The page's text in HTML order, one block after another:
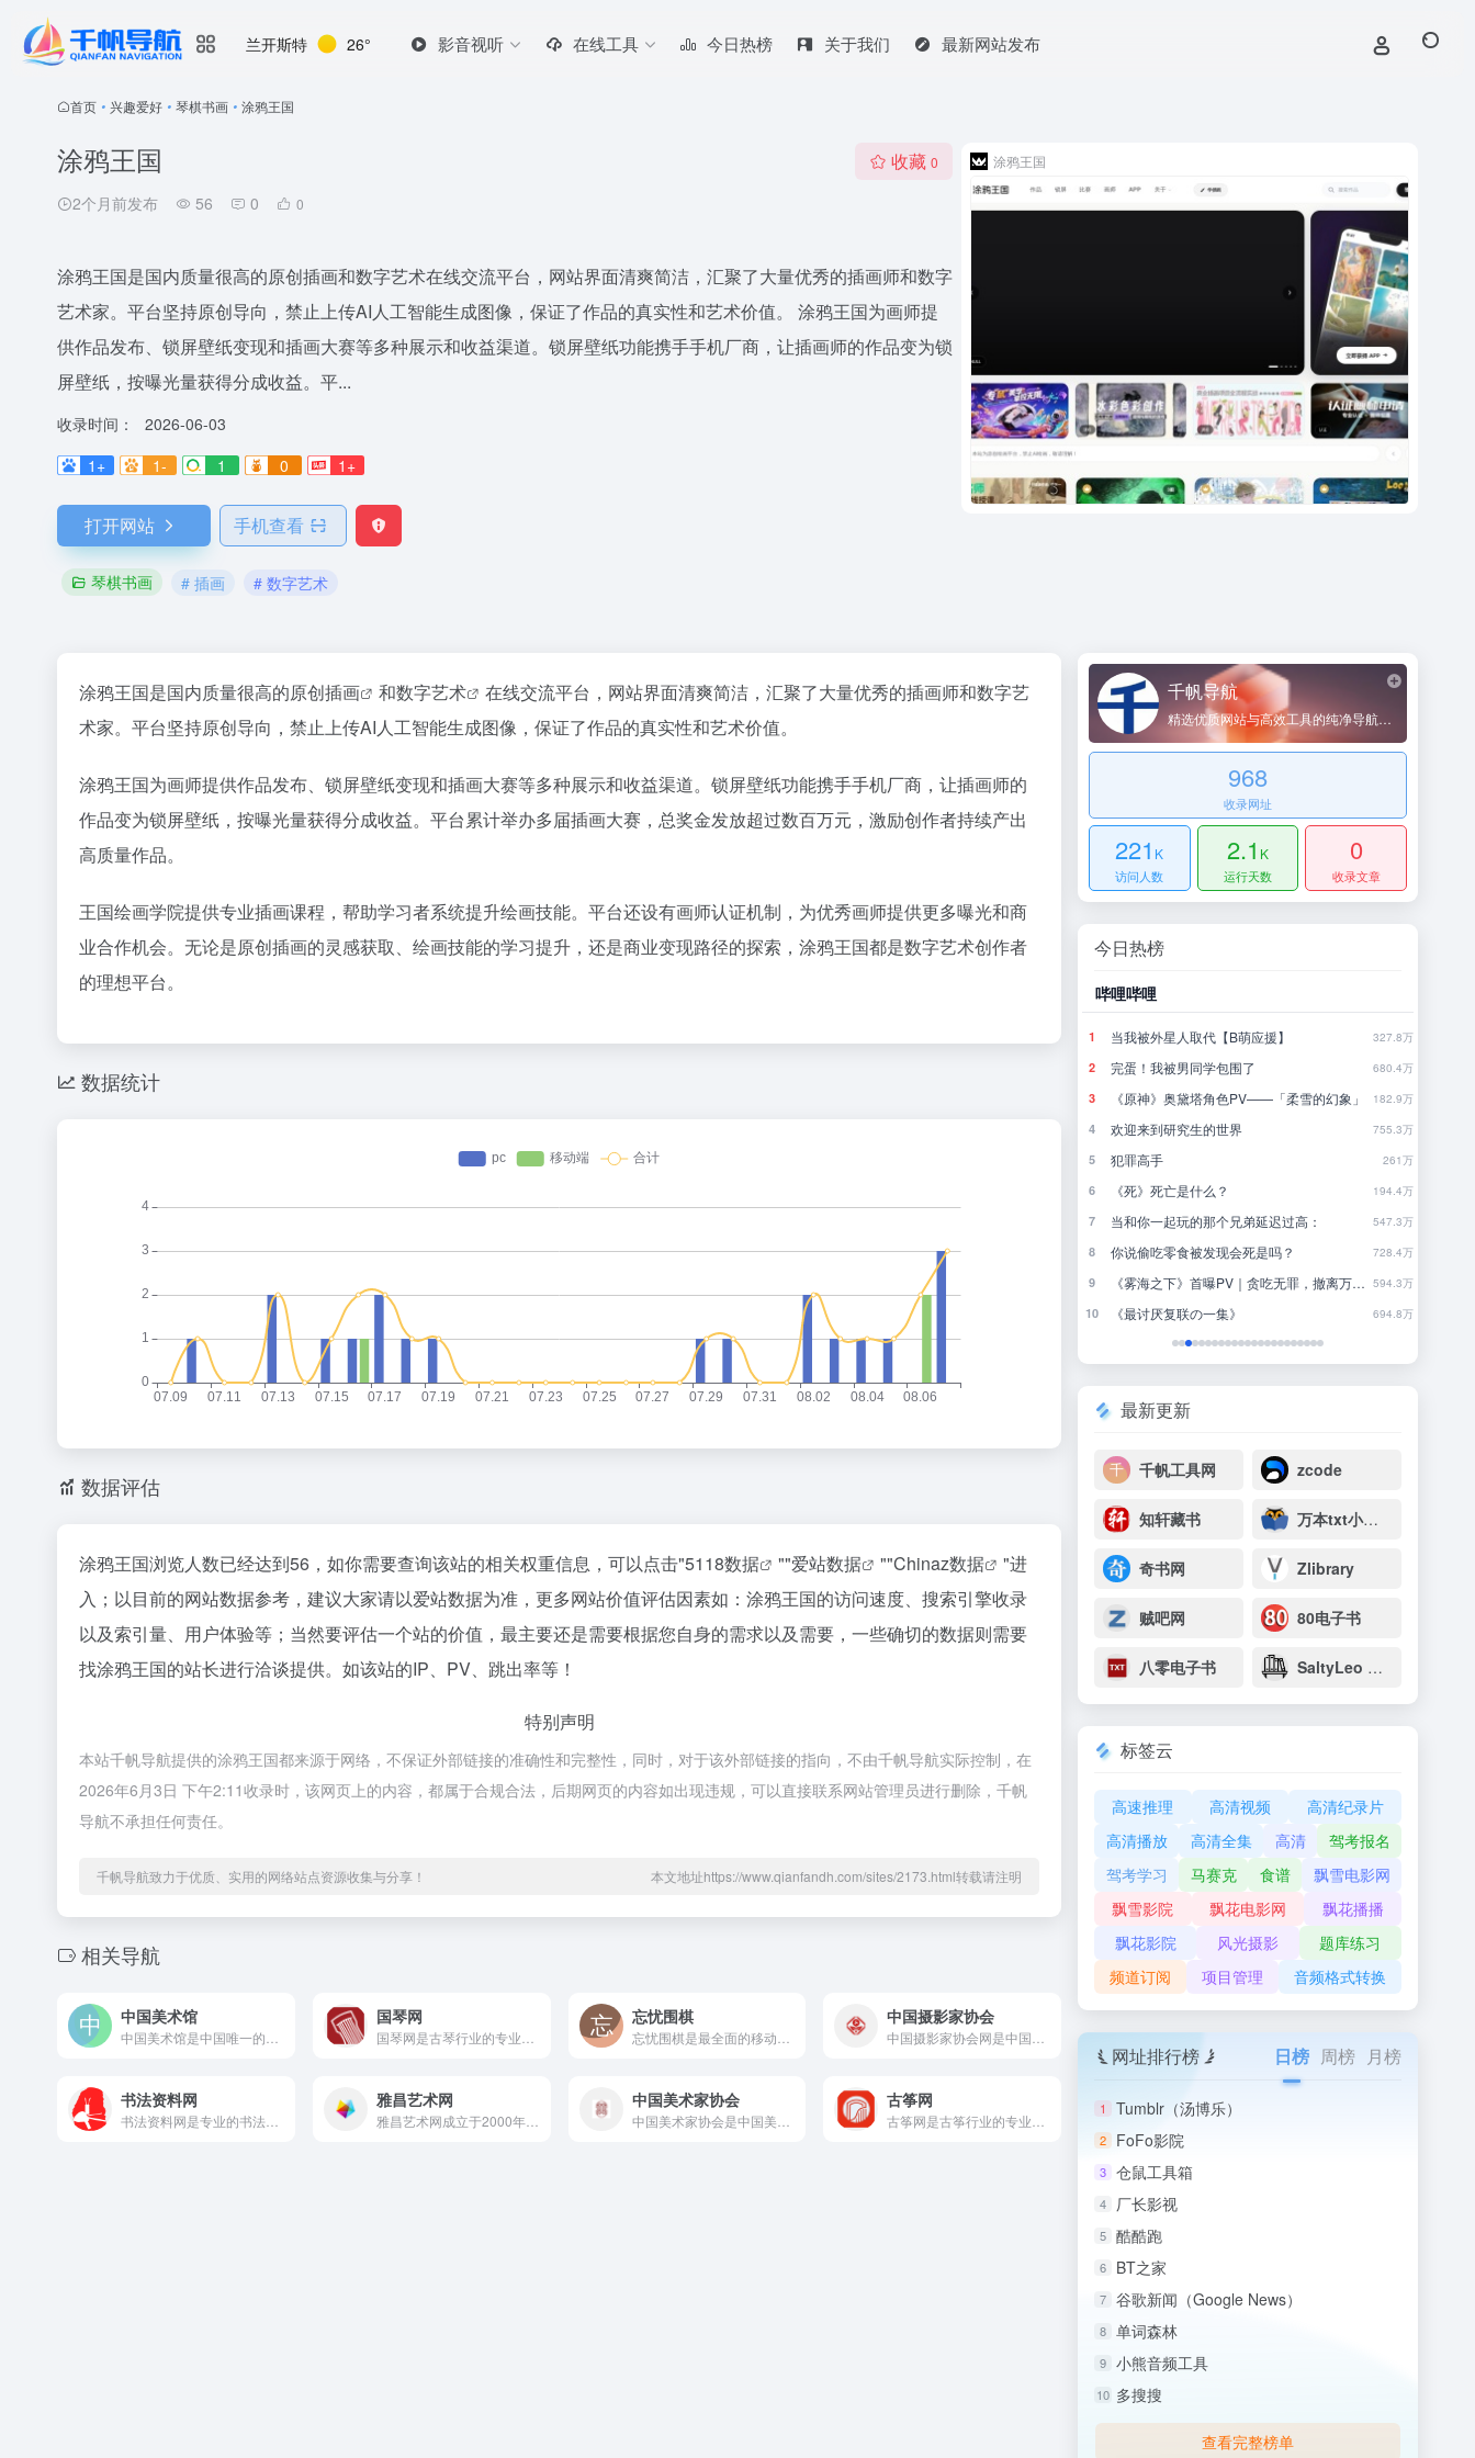
兰开斯特 26° 影音视听 在线工具 今日热榜 关于我们 最新网站发布
首页 • 兴趣爱好 • 琴棋书画 • 涂鸦王国
涂鸦王国
2个月前发布 56 0 0
收藏 0
涂鸦王国是国内质量很高的原创插画和数字艺术在线交流平台，网站界面清爽简洁，汇聚了大量优秀的插画师和数字
艺术家。平台坚持原创导向，禁止上传AI人工智能生成图像，保证了作品的真实性和艺术价值。 涂鸦王国为画师提
供作品发布、锁屏壁纸变现和插画大赛等多种展示和收益渠道。锁屏壁纸功能携手手机厂商，让插画师的作品变为锁
屏壁纸，按曝光量获得分成收益。平...
收录时间：
2026-06-03
1+
1- 1 0 1+
打开网站 手机查看
琴棋书画 # 插画 # 数字艺术
涂鸦王国
涂鸦王国是国内质量很高的原创插画 和数字艺术
在线交流平台，网站界面清爽简洁，汇聚了大量优秀的插画师和数字艺
术家。平台坚持原创导向，禁止上传AI人工智能生成图像，保证了作品的真实性和艺术价值。
涂鸦王国为画师提供作品发布、锁屏壁纸变现和插画大赛等多种展示和收益渠道。锁屏壁纸功能携手手机厂商，让插画师的
作品变为锁屏壁纸，按曝光量获得分成收益。平台累计举办多届插画大赛，总奖金发放超过数百万元，激励创作者持续产出
高质量作品。
王国绘画学院提供专业插画课程，帮助学习者系统提升绘画技能。平台还设有画师认证机制，为优秀画师提供更多曝光和商
业合作机会。无论是原创插画的灵感获取、绘画技能的学习提升，还是商业变现路径的探索，涂鸦王国都是数字艺术创作者
的理想平台。
数据统计
数据评估
涂鸦王国浏览人数已经达到56，如你需要查询该站的相关权重信息，可以点击"5118数据 ""爱站数据 ""Chinaz数据
"进
入；以目前的网站数据参考，建议大家请以爱站数据为准，更多网站价值评估因素如：涂鸦王国的访问速度、搜索引擎收录
以及索引量、用户体验等；当然要评估一个站的价值，最主要还是需要根据您自身的需求以及需要，一些确切的数据则需要
找涂鸦王国的站长进行洽谈提供。如该站的IP、PV、跳出率等！
特别声明
本站千帆导航提供的涂鸦王国都来源于网络，不保证外部链接的准确性和完整性，同时，对于该外部链接的指向，不由千帆导航实际控制，在
2026年6月3日 下午2:11收录时，该网页上的内容，都属于合规合法，后期网页的内容如出现违规，可以直接联系网站管理员进行删除，千帆
导航不承担任何责任。
千帆导航致力于优质、实用的网络站点资源收集与分享！ 本文地址https://www.qianfandh.com/sites/2173.html转载请注明
相关导航
中国美术馆 国琴网 忘忧围棋 中国摄影家协会
书法资料网 雅昌艺术网
雅昌艺术网成立于2000年，是全球最重要的中国艺术品专业门户...
中国美术家协会 古筝网
千帆导航
精选优质网站与高效工具的纯净导航平台
968
收录网址
221 K
访问人数
2.1 K
运行天数
0
收录文章
今日热榜
24小时健身房里，泡满了待业的年轻人
8 赵祺握住了豆包的方向盘 9
790.4万
8 台风白海豚
商家称1小时被20条差评后门店倒闭
齐豫毛阿敏 如听仙乐耳暂明
哔哩哔哩
1 当我被外星人取代【B萌应援】 327.8万
2 完蛋！我被男同学包围了 680.4万
3 《原神》奥黛塔角色PV——「柔雪的幻象」 182.9万
4 欢迎来到研究生的世界 755.3万
5 犯罪高手 261万
6 《死》死亡是什么？ 194.4万
7 当和你一起玩的那个兄弟延迟过高： 547.3万
8 你说偷吃零食被发现会死是吗？ 728.4万
9 《雾海之下》首曝PV｜贪吃无罪，撤离万岁！ 594.3万
10 《最讨厌复联の一集》 694.8万
最新更新
千帆工具网 zcode
知轩藏书 万本txt小说下载网
奇书网 Zlibrary
贼吧网 80电子书
八零电子书 SaltyLeo 的书架
标签云
高速推理 高清视频
高清纪录片
高清播放
高清全集 高清
驾考报名
驾考学习
马赛克 食谱
飘雪电影网
飘雪影院
飘花电影网
飘花播播
飘花影院
风光摄影
题库练习
频道订阅
项目管理 音频格式转换
网址排行榜 日榜 周榜 月榜
1 Tumblr（汤博乐）
2 FoFo影院
3 仓鼠工具箱
4 厂长影视
5 酷酷跑
6 BT之家
7 谷歌新闻（Google News）
8 单词森林
9 小熊音频工具
10 多搜搜
查看完整榜单